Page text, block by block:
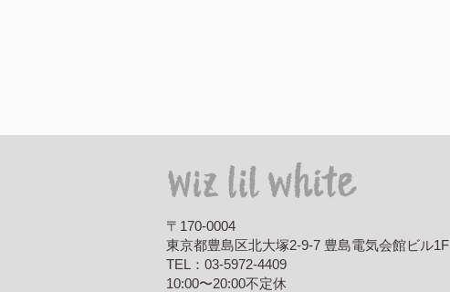
〒170-0004
東京都豊島区北大塚2-9-7 豊島電気会館ビル1F
TEL： 03-5972-4409
10:00〜20:00不定休